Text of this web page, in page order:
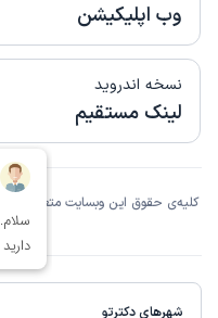
وب اپلیکیشن
نسخه اندروید
لینک مستقیم
کلیه‌ی حقوق این وبسایت متعلق به
شهرهای دکترتو